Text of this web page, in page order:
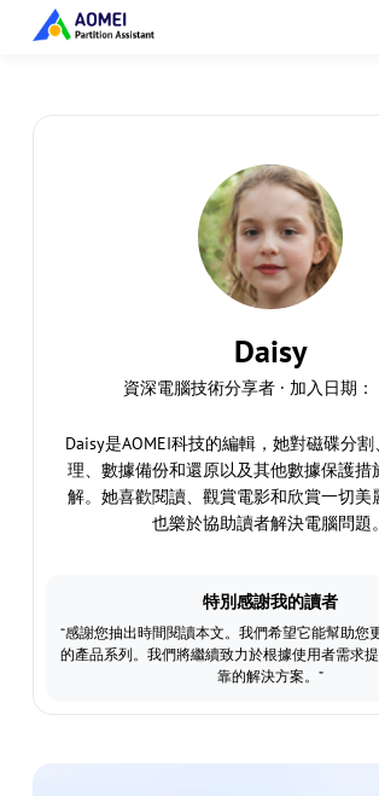
Daisy
資深電腦技術分享者 · 加入日期
Daisy是AOMEI科技的編輯，她對磁碟分
理、數據備份和還原以及其他數據保護措
解。她喜歡閱讀、觀賞電影和欣賞一切美
也樂於協助讀者解決電腦問題。
特別感謝我的讀者
“感謝您抽出時間閱讀本文。我們希望它能幫助您
的產品系列。我們將繼續致力於根據使用者需求
靠的解決方案。”